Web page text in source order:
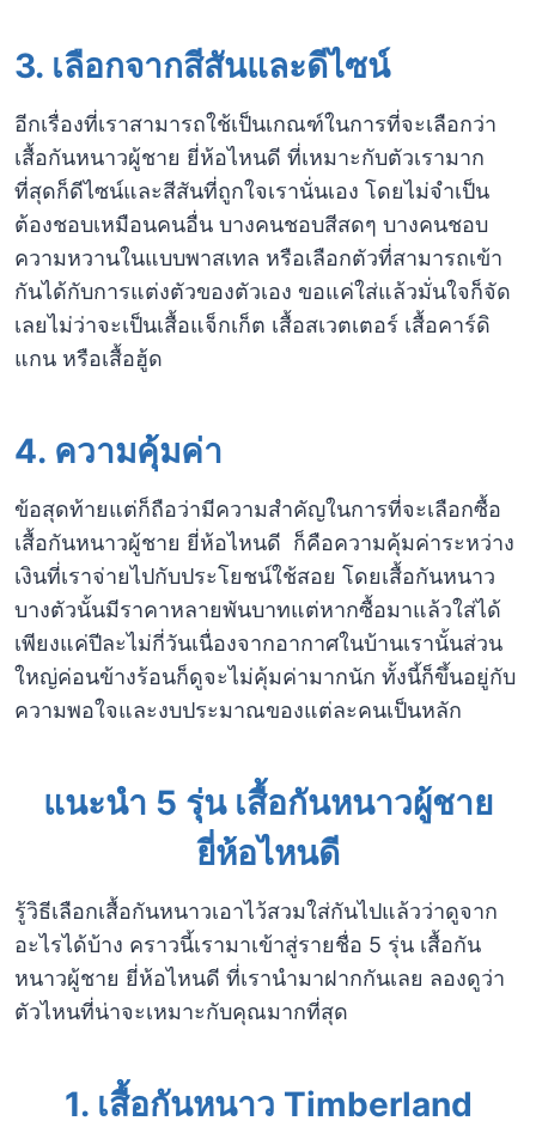
3. เลือกจากสีสันและดีไซน์
อีกเรื่องที่เราสามารถใช้เป็นเกณฑ์ในการที่จะเลือกว่า
เสื้อกันหนาวผู้ชาย ยี่ห้อไหนดี ที่เหมาะกับตัวเรามาก
ที่สุดก็ดีไซน์และสีสันที่ถูกใจเรานั่นเอง โดยไม่จำเป็น
ต้องชอบเหมือนคนอื่น บางคนชอบสีสดๆ บางคนชอบ
ความหวานในแบบพาสเทล หรือเลือกตัวที่สามารถเข้า
กันได้กับการแต่งตัวของตัวเอง ขอแค่ใส่แล้วมั่นใจก็จัด
เลยไม่ว่าจะเป็นเสื้อแจ็กเก็ต เสื้อสเวตเตอร์ เสื้อคาร์ดิ
แกน หรือเสื้อฮู้ด
4. ความคุ้มค่า
ข้อสุดท้ายแต่ก็ถือว่ามีความสำคัญในการที่จะเลือกซื้อ
เสื้อกันหนาวผู้ชาย ยี่ห้อไหนดี ก็คือความคุ้มค่าระหว่าง
เงินที่เราจ่ายไปกับประโยชน์ใช้สอย โดยเสื้อกันหนาว
บางตัวนั้นมีราคาหลายพันบาทแต่หากซื้อมาแล้วใส่ได้
เพียงแค่ปีละไม่กี่วันเนื่องจากอากาศในบ้านเรานั้นส่วน
ใหญ่ค่อนข้างร้อนก็ดูจะไม่คุ้มค่ามากนัก ทั้งนี้ก็ขึ้นอยู่กับ
ความพอใจและงบประมาณของแต่ละคนเป็นหลัก
แนะนำ 5 รุ่น เสื้อกันหนาวผู้ชาย
ยี่ห้อไหนดี
รู้วิธีเลือกเสื้อกันหนาวเอาไว้สวมใส่กันไปแล้วว่าดูจาก
อะไรได้บ้าง คราวนี้เรามาเข้าสู่รายชื่อ 5 รุ่น เสื้อกัน
หนาวผู้ชาย ยี่ห้อไหนดี ที่เรานำมาฝากกันเลย ลองดูว่า
ตัวไหนที่น่าจะเหมาะกับคุณมากที่สุด
1. เสื้อกันหนาว Timberland